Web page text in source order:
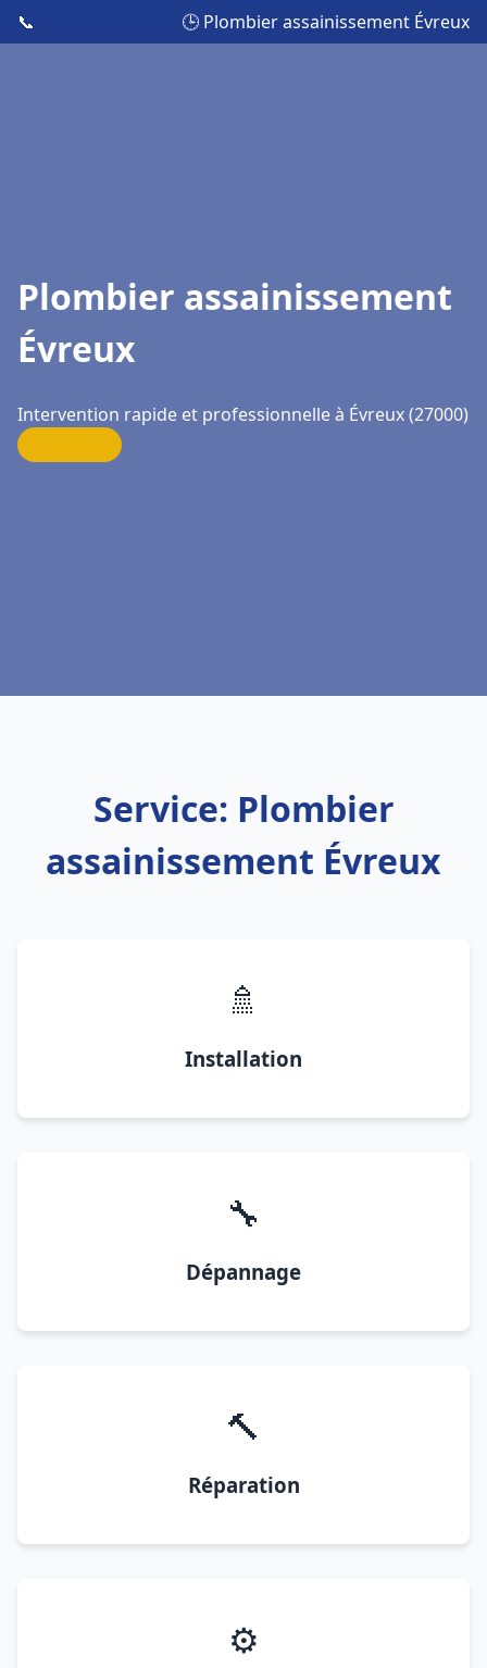
📞 🕒 Plombier assainissement Évreux
Plombier assainissement
Évreux
Intervention rapide et professionnelle à Évreux (27000)
Service: Plombier
assainissement Évreux
🚿
Installation
🔧
Dépannage
🔨
Réparation
⚙️